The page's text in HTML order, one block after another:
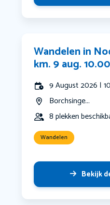
Wandelen in
km. 9 aug.
9 August 2026 |
Borchsinge...
8 plekken
Wandelen
Bekijk